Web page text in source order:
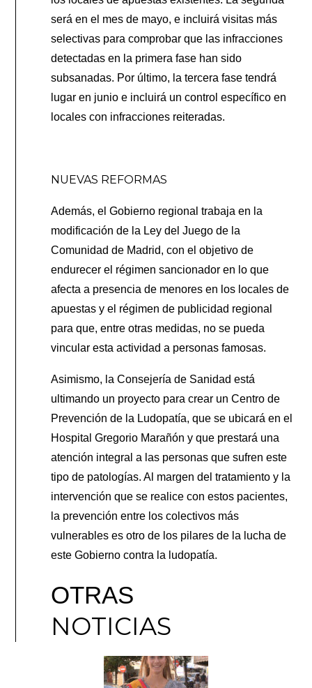
será en el mes de mayo, e incluirá visitas más
selectivas para comprobar que las infracciones
detectadas en la primera fase han sido
subsanadas. Por último, la tercera fase tendrá
lugar en junio e incluirá un control específico en
locales con infracciones reiteradas.
NUEVAS REFORMAS
Además, el Gobierno regional trabaja en la
modificación de la Ley del Juego de la
Comunidad de Madrid, con el objetivo de
endurecer el régimen sancionador en lo que
afecta a presencia de menores en los locales de
apuestas y el régimen de publicidad regional
para que, entre otras medidas, no se pueda
vincular esta actividad a personas famosas.
Asimismo, la Consejería de Sanidad está
ultimando un proyecto para crear un Centro de
Prevención de la Ludopatía, que se ubicará en el
Hospital Gregorio Marañón y que prestará una
atención integral a las personas que sufren este
tipo de patologías. Al margen del tratamiento y la
intervención que se realice con estos pacientes,
la prevención entre los colectivos más
vulnerables es otro de los pilares de la lucha de
este Gobierno contra la ludopatía.
OTRAS
NOTICIAS